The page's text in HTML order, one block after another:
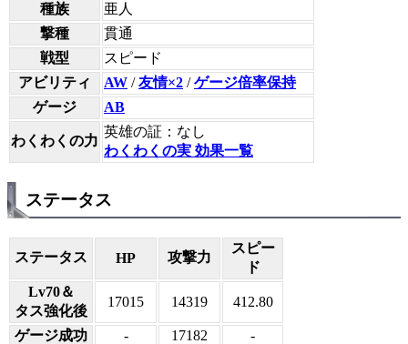
種族
亜人
撃種
貫通
戦型
スピード
アビリティ
AW /友情×2 /ゲージ倍率保持
ゲージ
AB
わくわくの力
英雄の証：なし
わくわくの実 効果一覧
ステータス
ステータス HP 攻撃力
スピー
ド
Lv70＆
タス強化後
17015 14319 412.80
ゲージ成功 - 17182 -